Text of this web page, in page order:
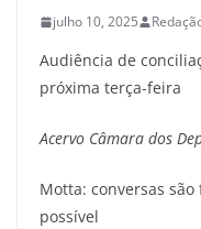
julho 10, 2025
Audiência de
próxima terça-feira
Acervo Câmara dos
Motta: conversas
possível